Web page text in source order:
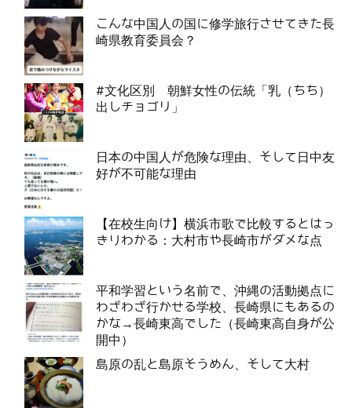
こんな中国人の国に修学旅行させてきた長
崎県教育委員会？
#文化区別 朝鮮女性の伝統「乳（ちち）
出しチョゴリ」
日本の中国人が危険な理由、そして日中友
好が不可能な理由
【在校生向け】横浜市歌で比較するとはっ
きりわかる：大村市や長崎市がダメな点
平和学習という名前で、沖縄の活動拠点に
わざわざ行かせる学校、長崎県にもあるの
かな→長崎東高でした（長崎東高自身が公
開中）
島原の乱と島原そうめん、そして大村